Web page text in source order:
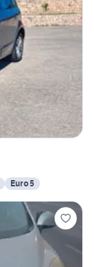
Euro 5